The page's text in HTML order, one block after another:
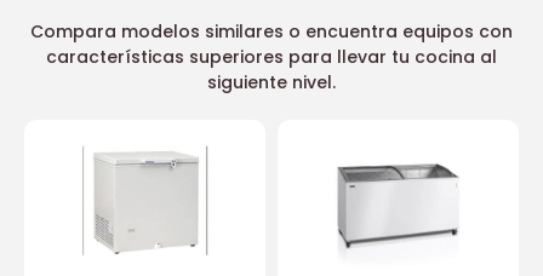
Compara modelos similares o encuentra equipos con
características superiores para llevar tu cocina al
siguiente nivel.